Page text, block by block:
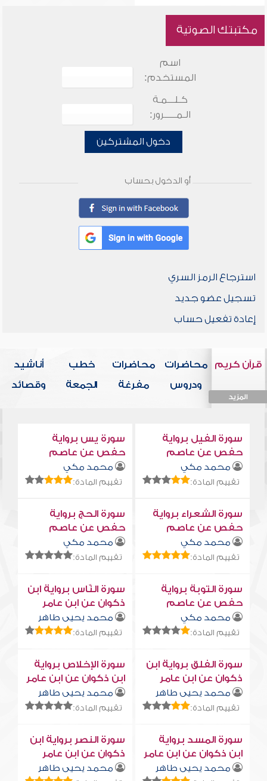
مكتبتك الصوتية
اسم
المستخدم:
كـلـــمـة
الـمـــــرور:
دخول المشتركين
أو الدخول بحساب
استرجاع الرمز السري
تسجيل عضو جديد
إعادة تفعيل حساب
قرآن كريم
المزيد
محاضرات
ودروس
محاضرات
مفرغة
خطب
الجمعة
أناشيد
وقصائد
سورة الفيل برواية
حفص عن عاصم
محمد مكي
تقييم المادة:
سورة يس برواية
حفص عن عاصم
محمد مكي
تقييم المادة:
سورة الشعراء برواية
حفص عن عاصم
محمد مكي
تقييم المادة:
سورة الحج برواية
حفص عن عاصم
محمد مكي
تقييم المادة:
سورة التوبة برواية
حفص عن عاصم
محمد مكي
تقييم المادة:
سورة النّاس برواية ابن
ذكوان عن ابن عامر
محمد يحيى طاهر
تقييم المادة:
سورة الفلق برواية ابن
ذكوان عن ابن عامر
محمد يحيى طاهر
تقييم المادة:
سورة الإخلاص برواية
ابن ذكوان عن ابن عامر
محمد يحيى طاهر
تقييم المادة:
سورة المسد برواية
ابن ذكوان عن ابن عامر
محمد يحيى طاهر
سورة النصر برواية ابن
ذكوان عن ابن عامر
محمد يحيى طاهر